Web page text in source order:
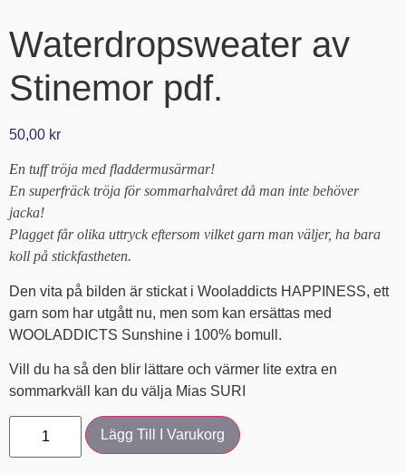
Waterdropsweater av
Stinemor pdf.
50,00 kr
En tuff tröja med fladdermusärmar!
En superfräck tröja för sommarhalvåret då man inte behöver
jacka!
Plagget får olika uttryck eftersom vilket garn man väljer, ha bara
koll på stickfastheten.
Den vita på bilden är stickat i Wooladdicts HAPPINESS, ett
garn som har utgått nu, men som kan ersättas med
WOOLADDICTS Sunshine i 100% bomull.
Vill du ha så den blir lättare och värmer lite extra en
sommarkväll kan du välja Mias SURI
Lägg Till I Varukorg